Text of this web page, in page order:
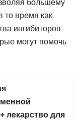
большему
то время как
ингибиторов
могут помочь
лекарство для